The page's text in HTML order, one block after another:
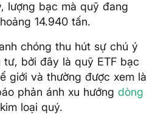
lượng bạc mà quỹ đang
14.940 tấn.
chóng thu hút sự chú ý
bởi đây là quỹ ETF bạc
giới và thường được xem là
phản ánh xu hướng dòng
loại quý.